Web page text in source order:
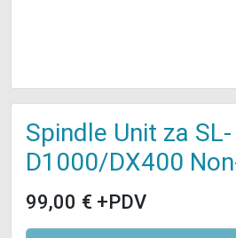
Spindle Unit za SL-
D1000/DX400
99,00 € +PDV